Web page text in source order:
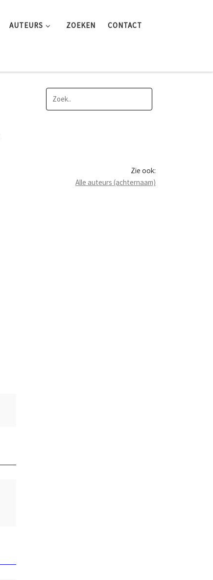
AUTEURS ZOEKEN CONTACT
Zie ook:
Alle auteurs (achternaam)